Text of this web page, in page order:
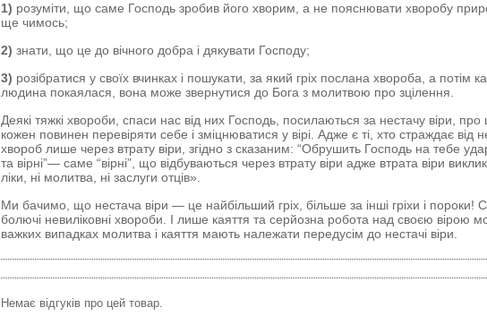
1) розуміти, що саме Господь зробив його хворим, а не пояснювати хворобу
ще чимось;
2) знати, що це до вічного добра і дякувати Господу;
3) розібратися у своїх вчинках і пошукати, за який гріх послана хвороба, а потім
людина покаялася, вона може звернутися до Бога з молитвою про зцілення.
Деякі тяжкі хвороби, спаси нас від них Господь, посилаються за нестачу віри,
кожен повинен перевіряти себе і зміцнюватися у вірі. Адже є ті, хто страждає від
хвороб лише через втрату віри, згідно з сказаним: “Обрушить Господь на тебе
та вірні”— саме “вірні”, що відбуваються через втрату віри адже втрата віри
ліки, ні молитва, ні заслуги отців».
Ми бачимо, що нестача віри — це найбільший гріх, більше за інші гріхи і
болючі невиліковні хвороби. І лише каяття та серйозна робота над своєю вірою
важких випадках молитва і каяття мають належати передусім до нестачі віри.
Немає відгуків про цей товар.